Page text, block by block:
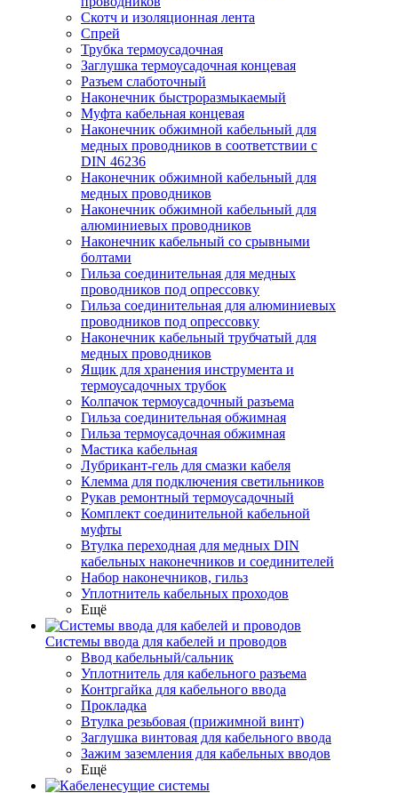
Скотч и изоляционная лента
Спрей
Трубка термоусадочная
Заглушка термоусадочная концевая
Разъем слаботочный
Наконечник быстроразмыкаемый
Муфта кабельная концевая
Наконечник обжимной кабельный для
медных проводников в соответствии с
DIN 46236
Наконечник обжимной кабельный для
медных проводников
Наконечник обжимной кабельный для
алюминиевых проводников
Наконечник кабельный со срывными
болтами
Гильза соединительная для медных
проводников под опрессовку
Гильза соединительная для алюминиевых
проводников под опрессовку
Наконечник кабельный трубчатый для
медных проводников
Ящик для хранения инструмента и
термоусадочных трубок
Колпачок термоусадочный разъема
Гильза соединительная обжимная
Гильза термоусадочная обжимная
Мастика кабельная
Лубрикант-гель для смазки кабеля
Клемма для подключения светильников
Рукав ремонтный термоусадочный
Комплект соединительной кабельной
муфты
Втулка переходная для медных DIN
кабельных наконечников и соединителей
Набор наконечников, гильз
Уплотнитель кабельных проходов
Ещё
Системы ввода для кабелей и проводов
Ввод кабельный/сальник
Уплотнитель для кабельного разъема
Контргайка для кабельного ввода
Прокладка
Втулка резьбовая (прижимной винт)
Заглушка винтовая для кабельного ввода
Зажим заземления для кабельных вводов
Ещё